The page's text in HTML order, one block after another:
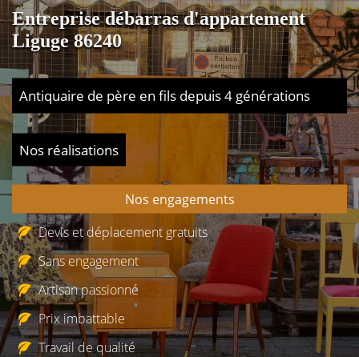
Entreprise débarras d'appartement
Liguge 86240
Antiquaire de père en fils depuis 4 générations
Nos réalisations
Nos engagements
Devis et déplacement gratuits
Sans engagement
Artisan passionné
Prix imbattable
Travail de qualité